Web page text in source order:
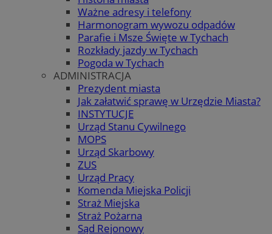
Ważne adresy i telefony
Harmonogram wywozu odpadów
Parafie i Msze Święte w Tychach
Rozkłady jazdy w Tychach
Pogoda w Tychach
ADMINISTRACJA
Prezydent miasta
Jak załatwić sprawę w Urzędzie Miasta?
INSTYTUCJE
Urząd Stanu Cywilnego
MOPS
Urząd Skarbowy
ZUS
Urząd Pracy
Komenda Miejska Policji
Straż Miejska
Straż Pożarna
Sąd Rejonowy